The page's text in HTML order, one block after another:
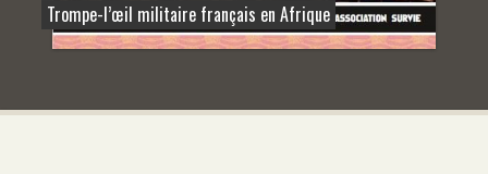
Trompe-l’œil militaire français en Afrique